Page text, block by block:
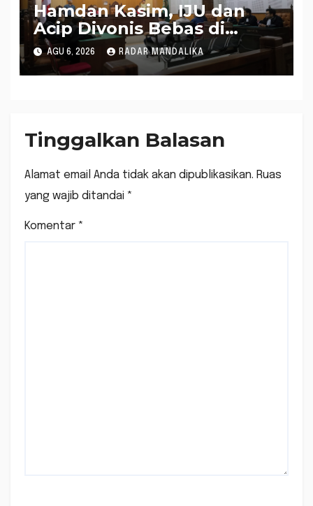
Hamdan Kasim, IJU dan
Acip Divonis Bebas di
Kasus Dugaan Gratifikasi
DPRD NTB, Kuasa Hukum:
Putusan Bersifat Final
AGU 6, 2026 RADAR MANDALIKA
Tinggalkan Balasan
Alamat email Anda tidak akan dipublikasikan. Ruas
yang wajib ditandai *
Komentar *